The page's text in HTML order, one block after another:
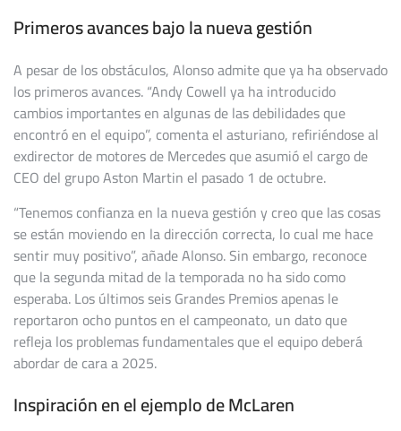
Primeros avances bajo la nueva gestión
A pesar de los obstáculos, Alonso admite que ya ha observado
los primeros avances. “Andy Cowell ya ha introducido
cambios importantes en algunas de las debilidades que
encontró en el equipo”, comenta el asturiano, refiriéndose al
exdirector de motores de Mercedes que asumió el cargo de
CEO del grupo Aston Martin el pasado 1 de octubre.
“Tenemos confianza en la nueva gestión y creo que las cosas
se están moviendo en la dirección correcta, lo cual me hace
sentir muy positivo”, añade Alonso. Sin embargo, reconoce
que la segunda mitad de la temporada no ha sido como
esperaba. Los últimos seis Grandes Premios apenas le
reportaron ocho puntos en el campeonato, un dato que
refleja los problemas fundamentales que el equipo deberá
abordar de cara a 2025.
Inspiración en el ejemplo de McLaren